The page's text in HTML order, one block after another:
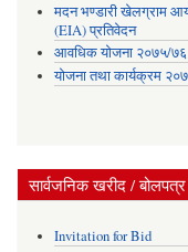
मदन भण्डारी खेलग्राम
(EIA) प्रतिवेदन
आवधिक योजना २०७५/७६
योजना तथा कार्यक्रम
सार्वजनिक खरीद /
Invitation for Bid